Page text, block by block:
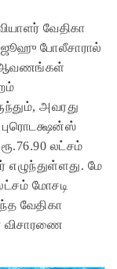
வேதிகா
போலீசாரால்
ஆவணங்கள்
அவரது
புரொடக்ஷன்ஸ்
ரூ.76.90 லட்சம்
எழுந்துள்ளது. மே
மோசடி
வேதிகா
விசாரணை